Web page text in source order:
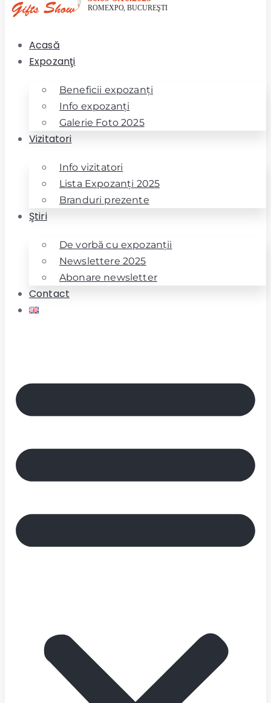
Acasă
Expozanţi
Beneficii expozanţi
Info expozanţi
Galerie Foto 2025
Vizitatori
Info vizitatori
Lista Expozanţi 2025
Branduri prezente
Ştiri
De vorbă cu expozanţii
Newslettere 2025
Abonare newsletter
Contact